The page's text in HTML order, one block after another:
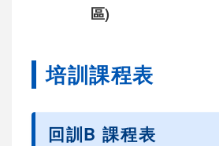
區)
培訓課程表
回訓B 課程表